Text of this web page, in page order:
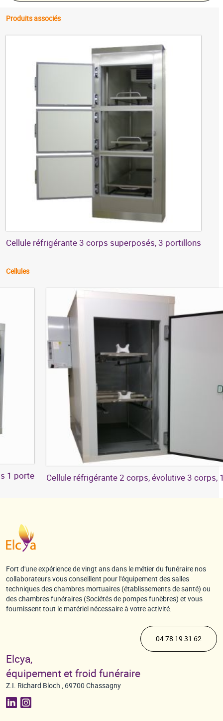
Produits associés
Cellule réfrigérante 3 corps superposés, 3 portillons
Cellules
1 porte Cellule réfrigérante 2 corps, évolutive 3 corps,
Fort d'une expérience de vingt ans dans le métier du funéraire nos
collaborateurs vous conseillent pour l'équipement des salles
techniques des chambres mortuaires (établissements de santé) ou
des chambres funéraires (Sociétés de pompes funèbres) et vous
fournissent tout le matériel nécessaire à votre activité.
04 78 19 31 62
Elcya,
équipement et froid funéraire
Z.I. Richard Bloch , 69700 Chassagny